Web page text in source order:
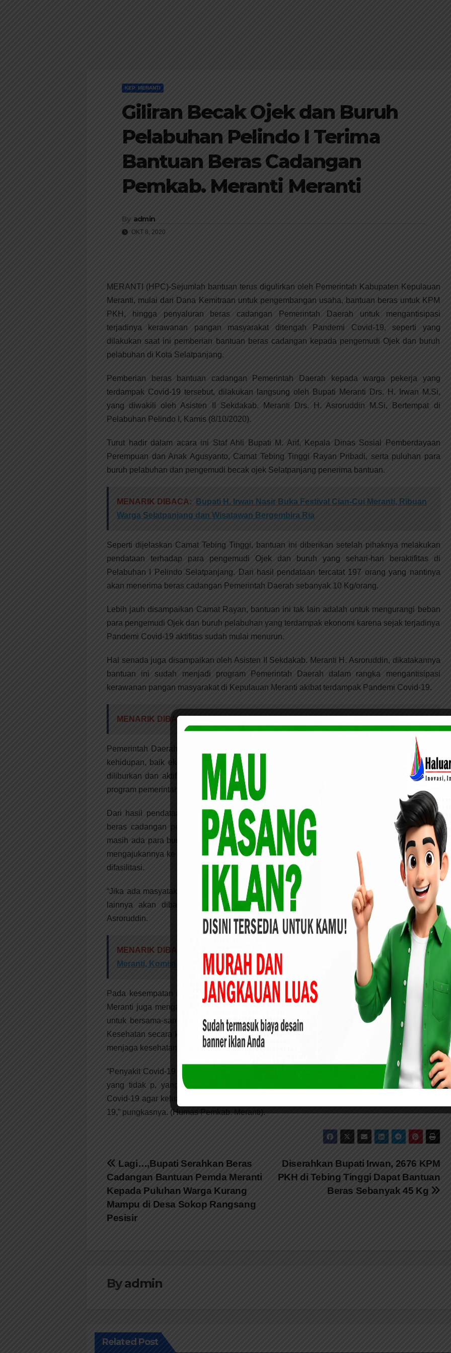
KEP. MERANTI
Giliran Becak Ojek dan Buruh
Pelabuhan Pelindo I Terima
Bantuan Beras Cadangan
Pemkab. Meranti Meranti
By admin
OKT 8, 2020
MERANTI (HPC)-Sejumlah bantuan terus digulirkan oleh Pemerintah Kabupaten Kepulauan
Meranti, mulai dari Dana Kemitraan untuk pengembangan usaha, bantuan beras untuk KPM
PKH, hingga penyaluran beras cadangan Pemerintah Daerah untuk mengantisipasi
terjadinya kerawanan pangan masyarakat ditengah Pandemi Covid-19, seperti yang
dilakukan saat ini pemberian bantuan beras cadangan kepada pengemudi Ojek dan buruh
pelabuhan di Kota Selatpanjang.
Pemberian beras bantuan cadangan Pemerintah Daerah kepada warga pekerja yang
terdampak Covid-19 tersebut, dilakukan langsung oleh Bupati Meranti Drs. H. Irwan M.Si,
yang diwakili oleh Asisten II Sekdakab. Meranti Drs. H. Asroruddin M.Si, Bertempat di
Pelabuhan Pelindo I, Kamis (8/10/2020).
Turut hadir dalam acara ini Staf Ahli Bupati M. Arif, Kepala Dinas Sosial Pemberdayaan
Perempuan dan Anak Agusyanto, Camat Tebing Tinggi Rayan Pribadi, serta puluhan para
buruh pelabuhan dan pengemudi becak ojek Selatpanjang penerima bantuan.
MENARIK DIBACA:
Bupati H. Irwan Nasir Buka Festival Cian-Cui Meranti, Ribuan
Warga Selatpanjang dan Wisatawan Bergembira Ria
Seperti dijelaskan Camat Tebing Tinggi, bantuan ini diberikan setelah pihaknya melakukan
pendataan terhadap para pengemudi Ojek dan buruh yang sehari-hari beraktifitas di
Pelabuhan I Pelindo Selatpanjang. Dari hasil pendataan tercatat 197 orang yang nantinya
akan menerima beras cadangan Pemerintah Daerah sebanyak 10 Kg/orang.
Lebih jauh disampaikan Camat Rayan, bantuan ini tak lain adalah untuk mengurangi beban
para pengemudi Ojek dan buruh pelabuhan yang terdampak ekonomi karena sejak terjadinya
Pandemi Covid-19 aktifitas sudah mulai menurun.
Hal senada juga disampaikan oleh Asisten II Sekdakab. Meranti H. Asroruddin, dikatakannya
bantuan ini sudah menjadi program Pemerintah Daerah dalam rangka mengantisipasi
kerawanan pangan masyarakat di Kepulauan Meranti akibat terdampak Pandemi Covid-19.
MENARIK DIBACA:
Pemerintah Daerah sangat menyadari Pandemi Covid-19 telah menyasar keseluruh sektor
kehidupan, baik ekonomi dengan melemahnya dunia usaha, kurangnya daya beli, sekolah
diliburkan dan aktifitas pekerjaan semakin menurun. Untuk itu bantuan yang telah menjadi
program pemerintah ini memang sangat dibutuhkan masyarakat menengah kebawah.
Dari hasil pendataan yang dilakukan pihak Kecamatan tercatat jumlah penerima bantuan
beras cadangan pemerintah di Pelabuhan Pelindo I sebanyak 197 orang. Jika memang
masih ada para buruh yang belum terdata dan layak menerima dikatakan Asroruddin dapat
mengajukannya ke Dinas Sosial Pemberdayaan Perempuan dan Anak melalui Camat untuk
difasilitasi.
“Jika ada masyatakat yang membutuhkan dan belum menerima bantuan baik dari PKH dan
lainnya akan dibantu Pemda untuk mendapatkan beras cadangan pemerintah,” Ucap
Asroruddin.
MENARIK DIBACA:
Hearing Komisi I DPRD bersama Panwaslu Kepulauan
Meranti, Komisi I DPRD: Pertanyakan Kesiapan Pilkada di Lapangan
Pada kesempatan itu seperti juga disampaikan Camat Tebing Tinggi, Asisten II Sekdakab.
Meranti juga mengajak masyarakat khususnya para pengemudi Ojek dan buruh pelabuhan
untuk bersama-sama mencegah penularan Virus Covid-19. Dengan menerapkan Protokol
Kesehatan secara ketat (memakai masker, mencuci tangan dan menjaga jarak) Dan tak lupa
menjaga kesehatan diri melalui istirahat yang cukup.
“Penyakit Covid-19 ini memang nyata adanya dan kita tidak tahu siapa yang terjangkit siapa
yang tidak p, yang perlu dilakukan adalah senantiasa menjalankan Protokol Kesehatan
Covid-19 agar keluarga, Kampung dan Kabupaten Meranti terbebas dari penyebaran Covid-
19,” pungkasnya. (Humas Pemkab. Meranti).
Navigasi
pos
Diserahkan Bupati Irwan, 2676 KPM
PKH di Tebing Tinggi Dapat Bantuan
Beras Sebanyak 45 Kg
Lagi…,Bupati Serahkan Beras
Cadangan Bantuan Pemda Meranti
Kepada Puluhan Warga Kurang
Mampu di Desa Sokop Rangsang
Pesisir
Byadmin
Related Post